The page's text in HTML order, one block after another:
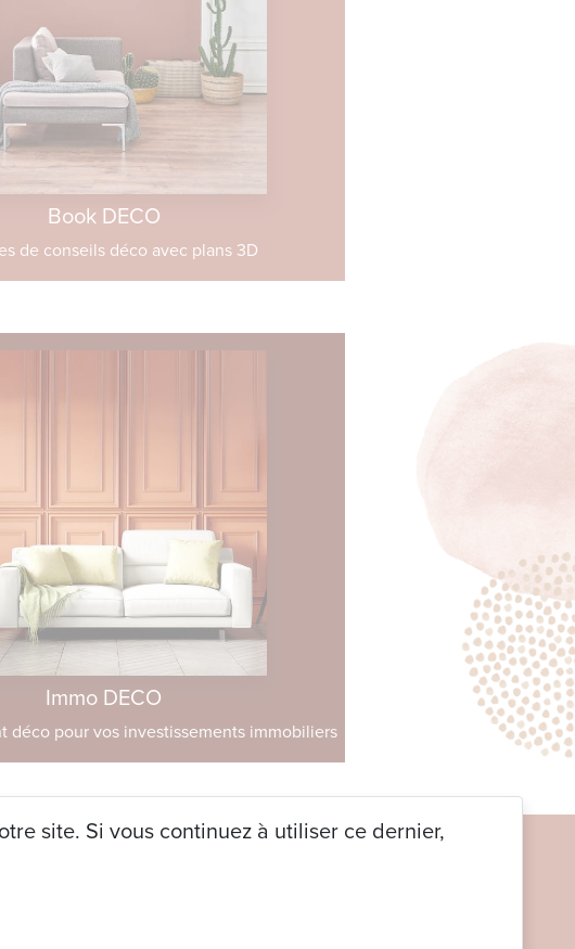
Book DECO
de conseils déco avec plans 3D
Immo DECO
déco pour vos investissements immobiliers
site. Si vous continuez à utiliser ce dernier,